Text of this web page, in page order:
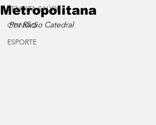
BENDITA SAÚDE
OPINIÃO
ESPORTE
Metropolitana
Por Rádio Catedral